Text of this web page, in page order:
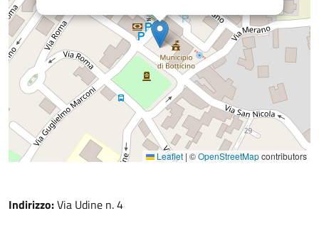
Leaflet | ©OpenStreetMapcontributors
Indirizzo:Via Udine n. 4